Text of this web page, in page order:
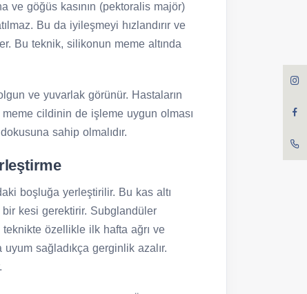
ve göğüs kasının (pektoralis majör)
Bu da iyileşmeyi hızlandırır ve
Bu teknik, silikonun meme altında
ve yuvarlak görünür. Hastaların
cildinin de işleme uygun olması
sahip olmalıdır.
boşluğa yerleştirilir. Bu kas altı
kesi gerektirir. Subglandüler
özellikle ilk hafta ağrı ve
sağladıkça gerginlik azalır.